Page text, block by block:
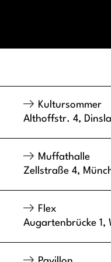
Kultursommer
Althoffstr. 4,
Muffathalle
Zellstraße 4,
Flex
Augartenbrücke 1,